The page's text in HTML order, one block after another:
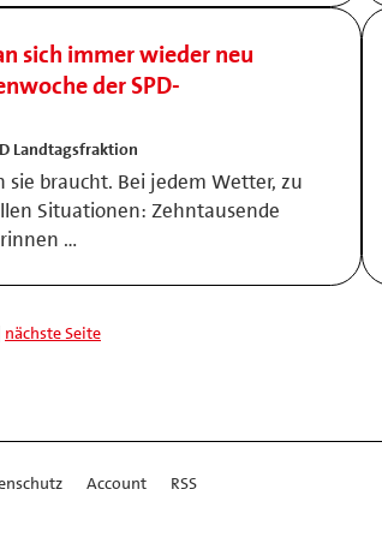
sich immer wieder neu
der SPD-
Landtagsfraktion
sie braucht. Bei jedem Wetter, zu
Situationen: Zehntausende
…
nächste Seite
Account RSS